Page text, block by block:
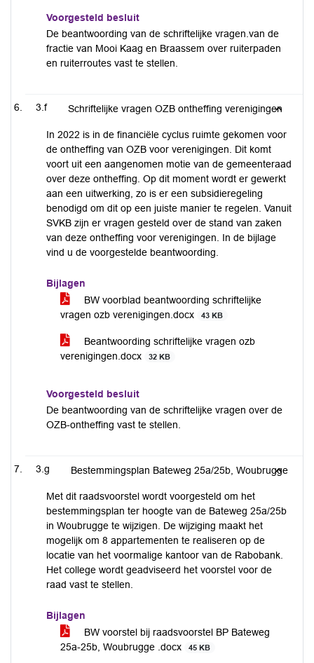
Voorgesteld besluit
De beantwoording van de schriftelijke vragen.van de
fractie van Mooi Kaag en Braassem over ruiterpaden
en ruiterroutes vast te stellen.
3.f Schriftelijke vragen OZB ontheffing verenigingen
In 2022 is in de financiële cyclus ruimte gekomen voor
de ontheffing van OZB voor verenigingen. Dit komt
voort uit een aangenomen motie van de gemeenteraad
over deze ontheffing. Op dit moment wordt er gewerkt
aan een uitwerking, zo is er een subsidieregeling
benodigd om dit op een juiste manier te regelen. Vanuit
SVKB zijn er vragen gesteld over de stand van zaken
van deze ontheffing voor verenigingen. In de bijlage
vind u de voorgestelde beantwoording.
Bijlagen
BW voorblad beantwoording schriftelijke
vragen ozb verenigingen.docx
43 KB
Beantwoording schriftelijke vragen ozb
verenigingen.docx
32 KB
Voorgesteld besluit
De beantwoording van de schriftelijke vragen over de
OZB-ontheffing vast te stellen.
3.g Bestemmingsplan Bateweg 25a/25b, Woubrugge
Met dit raadsvoorstel wordt voorgesteld om het
bestemmingsplan ter hoogte van de Bateweg 25a/25b
in Woubrugge te wijzigen. De wijziging maakt het
mogelijk om 8 appartementen te realiseren op de
locatie van het voormalige kantoor van de Rabobank.
Het college wordt geadviseerd het voorstel voor de
raad vast te stellen.
Bijlagen
BW voorstel bij raadsvoorstel BP Bateweg
25a-25b, Woubrugge .docx
45 KB